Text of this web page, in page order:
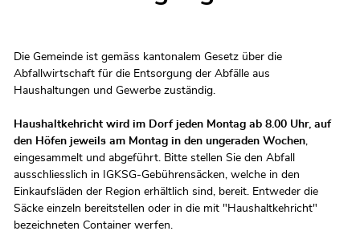
Die Gemeinde ist gemäss kantonalem Gesetz über die
Abfallwirtschaft für die Entsorgung der Abfälle aus
Haushaltungen und Gewerbe zuständig.
Haushaltkehricht wird im Dorf jeden Montag ab 8.00 Uhr, auf
den Höfen jeweils am Montag in den ungeraden Wochen,
eingesammelt und abgeführt. Bitte stellen Sie den Abfall
ausschliesslich in IGKSG-Gebührensäcken, welche in den
Einkaufsläden der Region erhältlich sind, bereit. Entweder die
Säcke einzeln bereitstellen oder in die mit "Haushaltkehricht"
bezeichneten Container werfen.
Zugehörige Objekte